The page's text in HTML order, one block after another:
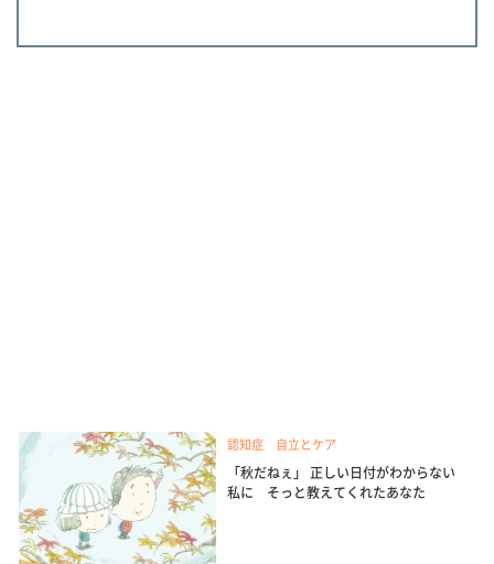
認知症 自立とケア
「秋だねぇ」 正しい日付がわからない
私に そっと教えてくれたあなた